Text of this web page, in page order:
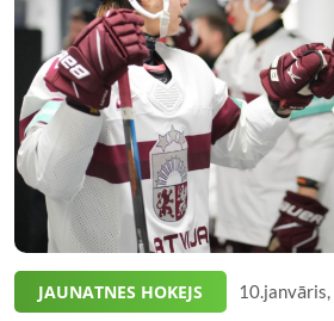
JAUNATNES HOKEJS 10.janvāris,